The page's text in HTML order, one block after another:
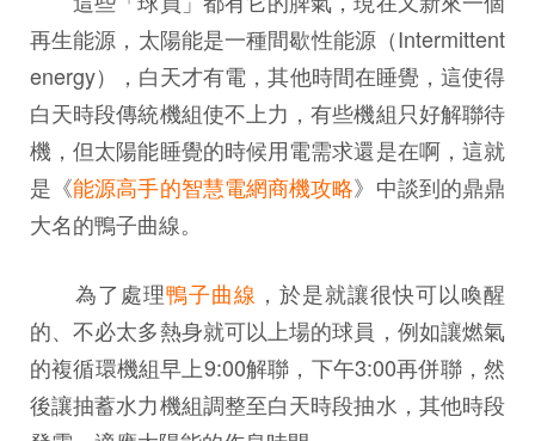
再生能源，太陽能是一種間歇性能源（Intermittent
energy），白天才有電，其他時間在睡覺，這使得
白天時段傳統機組使不上力，有些機組只好解聯待
機，但太陽能睡覺的時候用電需求還是在啊，這就
是《能源高手的智慧電網商機攻略》中談到的鼎鼎
大名的鴨子曲線。
為了處理鴨子曲線 ，於是就讓很快可以喚醒
的、不必太多熱身就可以上場的球員，例如讓燃氣
的複循環機組早上9:00解聯，下午3:00再併聯，然
後讓抽蓄水力機組調整至白天時段抽水，其他時段